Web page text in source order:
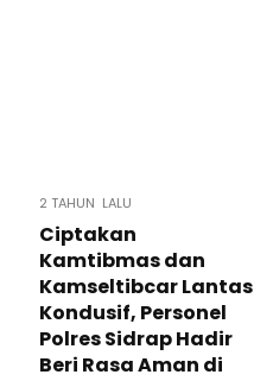
2 TAHUN LALU
Ciptakan
Kamtibmas dan
Kamseltibcar Lantas
Kondusif, Personel
Polres Sidrap Hadir
Beri Rasa Aman di